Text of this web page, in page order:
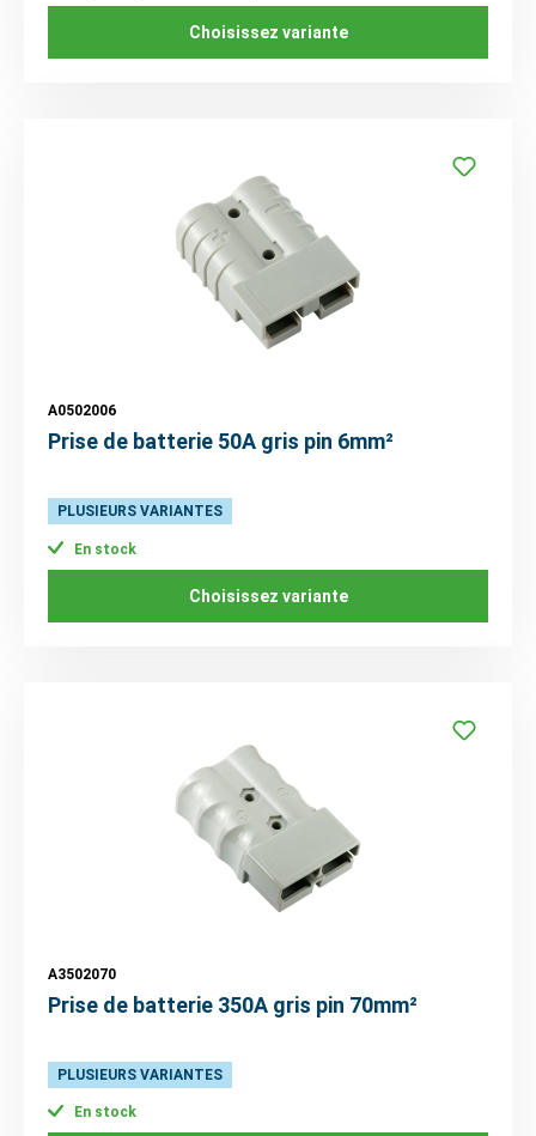
Choisissez variante
A0502006
Prise de batterie 50A gris pin 6mm²
PLUSIEURS VARIANTES
En stock
Choisissez variante
A3502070
Prise de batterie 350A gris pin 70mm²
PLUSIEURS VARIANTES
En stock